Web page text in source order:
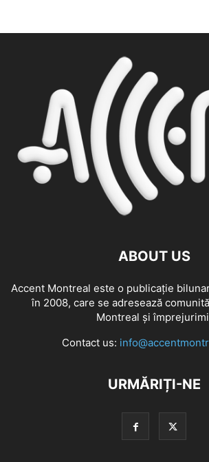
ABOUT US
Accent Montreal este o publicație
în 2008, care se adresează
Montreal şi
Contact us:
URMĂRIȚI-NE